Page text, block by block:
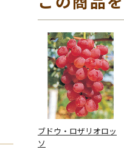
ブドウ・ロザリオロッ
ソ